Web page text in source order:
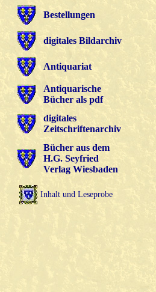
Bestellungen
digitales Bildarchiv
Antiquariat
Antiquarische
Bücher als pdf
digitales
Zeitschriftenarchiv
Bücher aus dem
H.G. Seyfried
Verlag Wiesbaden
Inhalt und Leseprobe